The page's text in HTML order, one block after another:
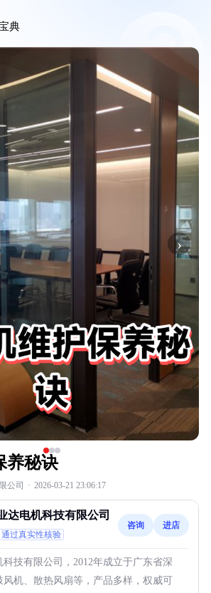
典
›
养秘诀
公司 · 2026-03-21 23:06:17
达电机科技有限公司
通过真实性核验
咨询 进店
技有限公司，2012年成立于广东省深
机、散热风扇等，产品多样，权威可